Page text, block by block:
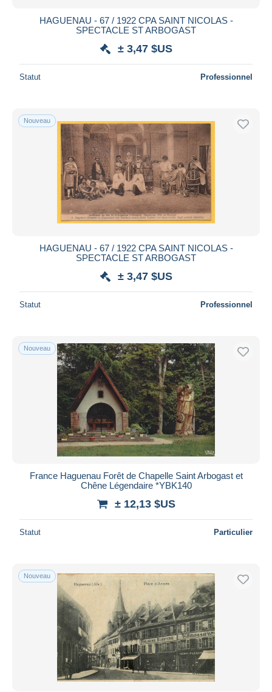
HAGUENAU - 67 / 1922 CPA SAINT NICOLAS -
SPECTACLE ST ARBOGAST
± 3,47 $US
Statut Professionnel
Nouveau
HAGUENAU - 67 / 1922 CPA SAINT NICOLAS -
SPECTACLE ST ARBOGAST
± 3,47 $US
Statut Professionnel
Nouveau
France Haguenau Forêt de Chapelle Saint Arbogast et
Chêne Légendaire *YBK140
± 12,13 $US
Statut Particulier
Nouveau